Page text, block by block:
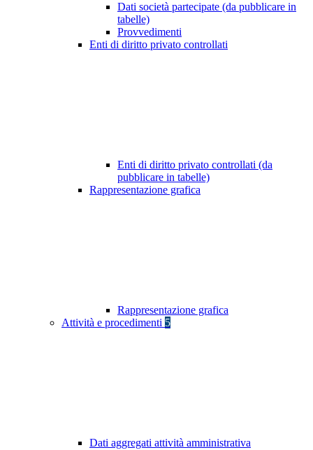
Dati società partecipate (da pubblicare in
tabelle)
Provvedimenti
Enti di diritto privato controllati
Enti di diritto privato controllati (da
pubblicare in tabelle)
Rappresentazione grafica
Rappresentazione grafica
Attività e procedimenti 5
Dati aggregati attività amministrativa